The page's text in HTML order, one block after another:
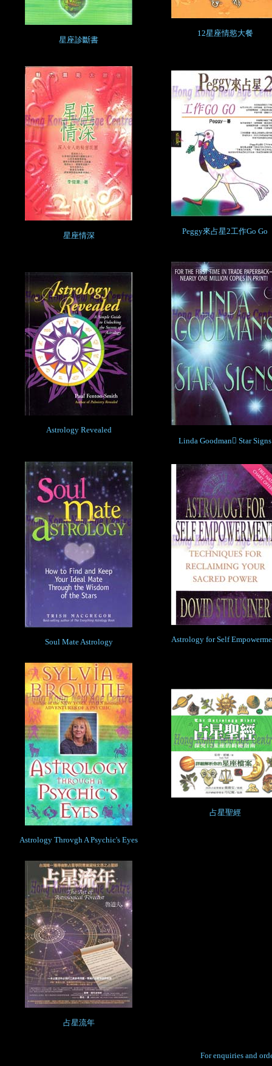
星座診斷書
12星座情慾大餐
星座情深 Peggy來占星2工作Go Go
Astrology Revealed
Linda Goodman Star Signs
Soul Mate Astrology Astrology for Self
Astrology Throvgh A Psychic's Eyes
占星聖經
占星流年
For enquiries and